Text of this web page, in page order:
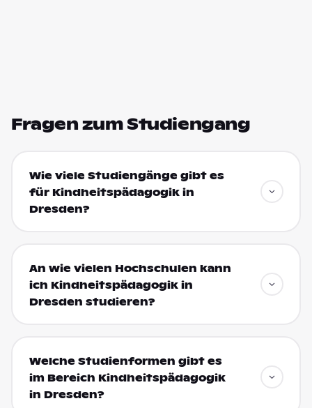
Fragen zum Studiengang
Wie viele Studiengänge gibt es
für Kindheitspädagogik in
Dresden?
An wie vielen Hochschulen kann
ich Kindheitspädagogik in
Dresden studieren?
Welche Studienformen gibt es
im Bereich Kindheitspädagogik
in Dresden?